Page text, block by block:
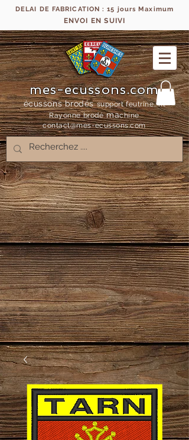
DELAI DE FABRICATION : 15 jours Maximum
ENVOI EN SUIVI
mes-ecussons.com
écussons brodés support feutrine, fil
Rayonne brodémachine
contact@mes-ecussons.com